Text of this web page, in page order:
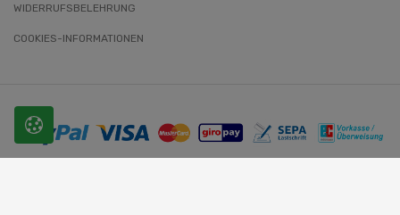
WIDERRUFSBELEHRUNG
COOKIES-INFORMATIONEN